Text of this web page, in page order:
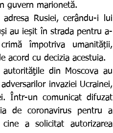
guvern marionetă.
au ieșit în strada pentru a-
împotriva umanității,
acord cu decizia acestuia.
invaziei Ucrainei,
Într-un comunicat difuzat
de coronavirus pentru a
a solicitat autorizarea